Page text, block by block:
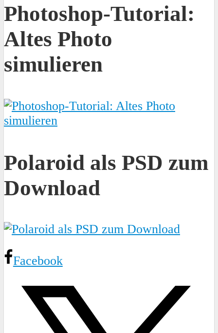
Photoshop-Tutorial:
Altes Photo
simulieren
Polaroid als PSD zum
Download
Facebook